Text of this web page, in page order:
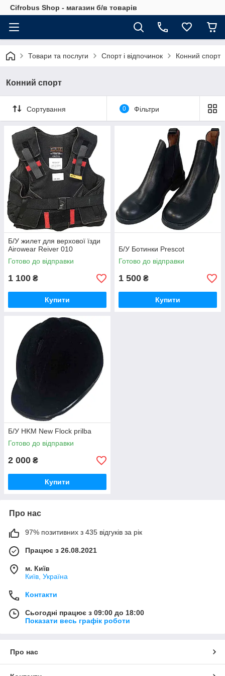
Cifrobus Shop - магазин б/в товарів
Товари та послуги Спорт і відпочинок Конний спорт
Конний спорт
Сортування 0 Фільтри
Б/У жилет для верхової їзди
Airowear Reiver 010
Готово до відправки
1 100 ₴
Купити
Б/У Ботинки Prescot
Готово до відправки
1 500 ₴
Купити
Б/У HKM New Flock prilba
Готово до відправки
2 000 ₴
Купити
Про нас
97% позитивних з 435 відгуків за рік
Працює з 26.08.2021
м. Київ
Київ, Україна
Контакти
Сьогодні працює з 09:00 до 18:00
Показати весь графік роботи
Про нас